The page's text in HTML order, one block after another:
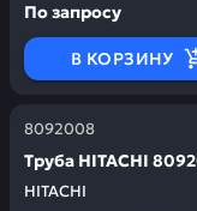
По запросу
В КОРЗИНУ
8092008
HITACHI
Труба HITACHI
Заказывая